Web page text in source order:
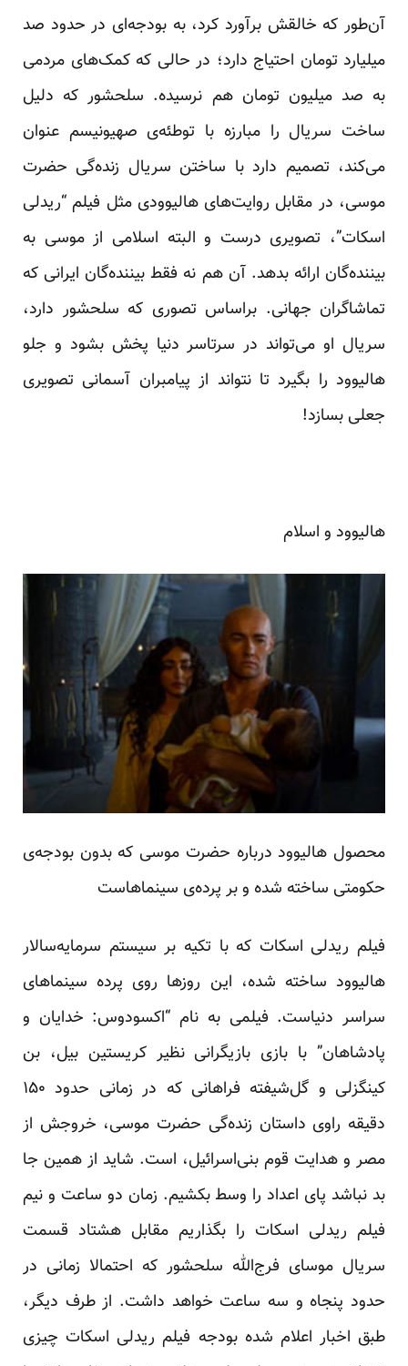
آن‌طور که خالقش برآورد کرد، به بودجه‌ای در حدود صد
میلیارد تومان احتیاج دارد؛ در حالی که کمک‌های مردمی
به صد میلیون تومان هم نرسیده. سلحشور که دلیل
ساخت سریال را مبارزه با توطئه‌ی صهیونیسم عنوان
می‌کند، تصمیم دارد با ساختن سریال زنده‌گی حضرت
موسی، در مقابل روایت‌های هالیوودی مثل فیلم “ریدلی
اسکات”، تصویری درست و البته اسلامی از موسی به
بیننده‌گان ارائه بدهد. آن هم نه فقط بیننده‌گان ایرانی که
تماشاگران جهانی. براساس تصوری که سلحشور دارد،
سریال او می‌تواند در سرتاسر دنیا پخش بشود و جلو
هالیوود را بگیرد تا نتواند از پیامبران آسمانی تصویری
جعلی بسازد!
هالیوود و اسلام
محصول هالیوود درباره حضرت موسی که بدون بودجه‌ی
حکومتی ساخته شده و بر پرده‌ی سینماهاست
فیلم ریدلی اسکات که با تکیه بر سیستم سرمایه‌سالار
هالیوود ساخته شده، این روزها روی پرده سینماهای
سراسر دنیاست. فیلمی به نام “اکسودوس: خدایان و
پادشاهان” با بازی بازیگرانی نظیر کریستین بیل، بن
کینگزلی و گل‌شیفته فراهانی که در زمانی حدود ۱۵۰
دقیقه راوی داستان زنده‌گی حضرت موسی، خروجش از
مصر و هدایت قوم بنی‌اسرائیل، است. شاید از همین جا
بد نباشد پای اعداد را وسط بکشیم. زمان دو ساعت و نیم
فیلم ریدلی اسکات را بگذاریم مقابل هشتاد قسمت
سریال موسای فرج‌الله سلحشور که احتمالا زمانی در
حدود پنجاه و سه ساعت خواهد داشت. از طرف دیگر،
طبق اخبار اعلام شده بودجه فیلم ریدلی اسکات چیزی